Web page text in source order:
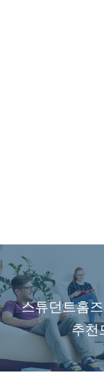
스튜던트홈
추천